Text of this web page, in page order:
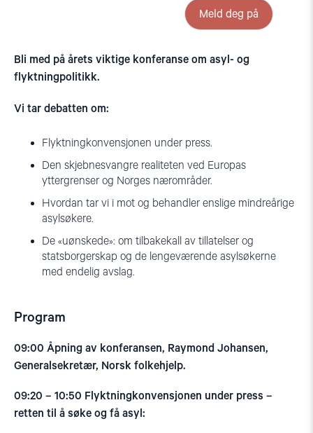
Meld deg på
Bli med på årets viktige konferanse om asyl- og
flyktningpolitikk.
Vi tar debatten om:
Flyktningkonvensjonen under press.
Den skjebnesvangre realiteten ved Europas
yttergrenser og Norges nærområder.
Hvordan tar vi i mot og behandler enslige mindreårige
asylsøkere.
De «uønskede»: om tilbakekall av tillatelser og
statsborgerskap og de lengeværende asylsøkerne
med endelig avslag.
Program
09:00 Åpning av konferansen, Raymond Johansen,
Generalsekretær, Norsk folkehjelp.
09:20 – 10:50 Flyktningkonvensjonen under press –
retten til å søke og få asyl: